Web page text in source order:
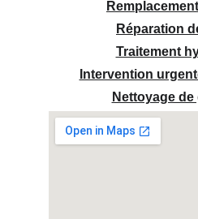
Réparation
Traitement
Intervention
Nettoyage